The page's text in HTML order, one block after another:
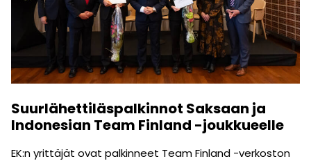
Suurlähettiläspalkinnot Saksaan ja
Indonesian Team Finland -joukkueelle
EK:n yrittäjät ovat palkinneet Team Finland -verkoston